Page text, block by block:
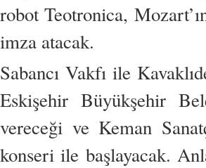
robot Teotronica,
imza atacak.
Sabancı Vakfı ile
Eskişehir Büyükşehir
vereceği ve Keman
konseri ile başlayacak.